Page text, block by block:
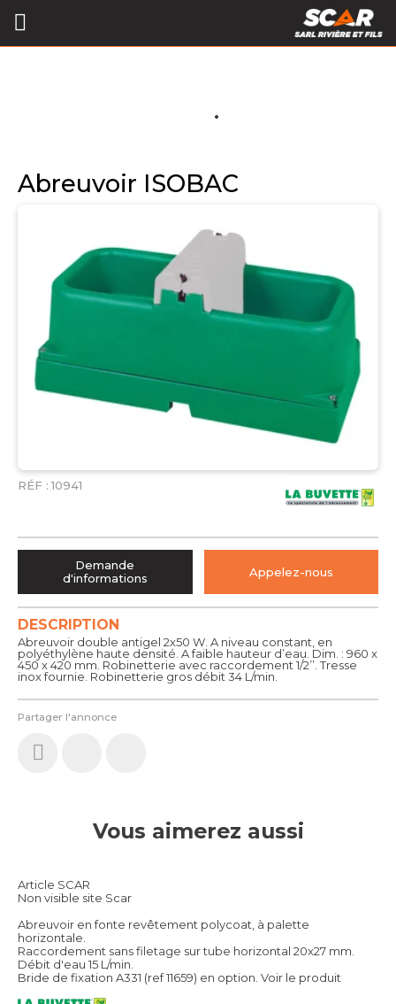
Abreuvoir ISOBAC
RÉF : 10941
Partager l'annonce
DESCRIPTION
Abreuvoir double antigel 2x50 W. A niveau constant, en
polyéthylène haute densité. A faible hauteur d’eau. Dim. : 960 x
450 x 420 mm. Robinetterie avec raccordement 1/2’’. Tresse
inox fournie. Robinetterie gros débit 34 L/min.
Demande
d'informations
Appelez-nous
Vous aimerez aussi
Article SCAR
Non visible site Scar
Abreuvoir en fonte revêtement polycoat, à palette
horizontale.
Raccordement sans filetage sur tube horizontal 20x27 mm.
Débit d'eau 15 L/min.
Bride de fixation A331 (ref 11659) en option. Voir le produit